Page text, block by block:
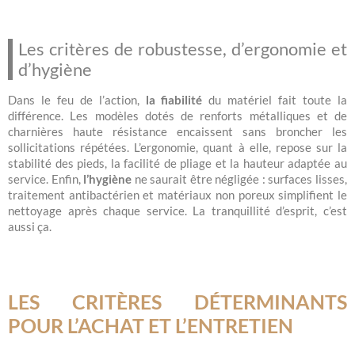
Les critères de robustesse, d’ergonomie et
d’hygiène
Dans le feu de l’action,la fiabilitédu matériel fait toute la
différence. Les modèles dotés de renforts métalliques et de
charnières haute résistance encaissent sans broncher les
sollicitations répétées. L’ergonomie, quant à elle, repose sur la
stabilité des pieds, la facilité de pliage et la hauteur adaptée au
service. Enfin,l’hygiène ne saurait être négligée : surfaces lisses,
traitement antibactérien et matériaux non poreux simplifient le
nettoyage après chaque service. La tranquillité d’esprit, c’est
aussi ça.
LES CRITÈRES DÉTERMINANTS
POUR L’ACHAT ET L’ENTRETIEN